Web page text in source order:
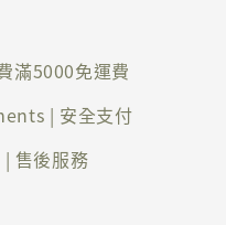
滿5000免運費
| 安全支付
售後服務